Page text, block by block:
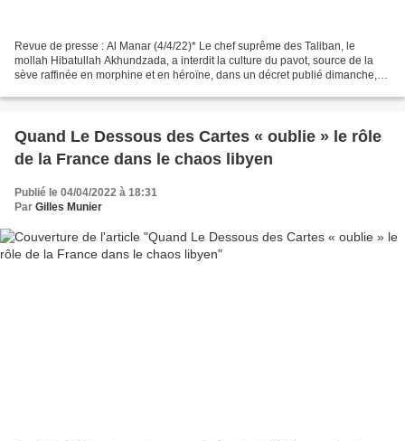
Revue de presse : Al Manar (4/4/22)* Le chef suprême des Taliban, le
mollah Hibatullah Akhundzada, a interdit la culture du pavot, source de la
sève raffinée en morphine et en héroïne, dans un décret publié dimanche,
Quand Le Dessous des Cartes « oublie » le rôle
de la France dans le chaos libyen
Publié le 04/04/2022 à 18:31
Par Gilles Munier